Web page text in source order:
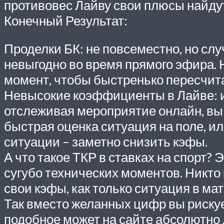
противовес Лайву свои плюсы
Конечный Результат:
Проделки БК: не повсеместно, но
невыгодно во время прямого эфира.
момент, чтобы быстренько
Невысокие коэффициенты в Лайве:
отслеживая мероприятие онлайн,
быстрая оценка ситуация на поле,
ситуации – заметно снизить кэфы.
А что такое ТКР в ставках на спорт?
сугубо технических моментов.
свои кэфы, как только ситуация в
Так вместо желанных цифр вы
подобное может на сайте